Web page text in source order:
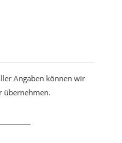
Angaben können wir
übernehmen.